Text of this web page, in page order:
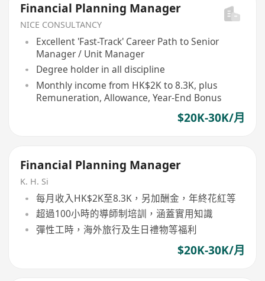
Financial Planning Manager
NICE CONSULTANCY
Excellent 'Fast-Track' Career Path to Senior
Manager / Unit Manager
Degree holder in all discipline
Monthly income from HK$2K to 8.3K, plus
Remuneration, Allowance, Year-End Bonus
$20K-30K/月
Financial Planning Manager
K. H. Si
每月收入HK$2K至8.3K，另加酬金，年終花紅等
超過100小時的導師制培訓，涵蓋實用知識
彈性工時，海外旅行及生日禮物等福利
$20K-30K/月